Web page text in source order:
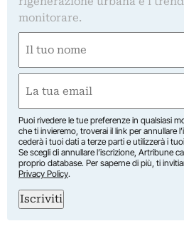
monitorare.
(Required)
First
(Required)
Puoi rivedere le tue preferenze in qualsiasi
che ti invieremo, troverai il link per annullare
cederà i tuoi dati a terze parti e utilizzerà i
Se scegli di annullare l’iscrizione, Artribune
proprio database. Per saperne di più, ti
Privacy Policy.
Iscriviti